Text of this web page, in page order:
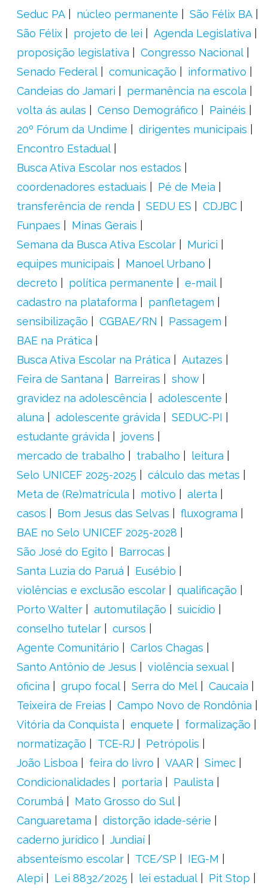
Seduc PA
núcleo permanente
São Félix BA
São Félix
projeto de lei
Agenda Legislativa
proposição legislativa
Congresso Nacional
Senado Federal
comunicação
informativo
Candeias do Jamari
permanência na escola
volta ás aulas
Censo Demográfico
Painéis
20º Fórum da Undime
dirigentes municipais
Encontro Estadual
Busca Ativa Escolar nos estados
coordenadores estaduais
Pé de Meia
transferência de renda
SEDU ES
CDJBC
Funpaes
Minas Gerais
Semana da Busca Ativa Escolar
Murici
equipes municipais
Manoel Urbano
decreto
política permanente
e-mail
cadastro na plataforma
panfletagem
sensibilização
CGBAE/RN
Passagem
BAE na Prática
Busca Ativa Escolar na Prática
Autazes
Feira de Santana
Barreiras
show
gravidez na adolescência
adolescente
aluna
adolescente grávida
SEDUC-PI
estudante grávida
jovens
mercado de trabalho
trabalho
leitura
Selo UNICEF 2025-2025
cálculo das metas
Meta de (Re)matrícula
motivo
alerta
casos
Bom Jesus das Selvas
fluxograma
BAE no Selo UNICEF 2025-2028
São José do Egito
Barrocas
Santa Luzia do Paruá
Eusébio
violências e exclusão escolar
qualificação
Porto Walter
automutilação
suicídio
conselho tutelar
cursos
Agente Comunitário
Carlos Chagas
Santo Antônio de Jesus
violência sexual
oficina
grupo focal Serra do Mel
Caucaia
Teixeira de Freias
Campo Novo de Rondônia
Vitória da Conquista
enquete
formalização
normatização
TCE-RJ
Petrópolis
João Lisboa
feira do livro VAAR
Simec
Condicionalidades
portaria
Paulista
Corumbá
Mato Grosso do Sul
Canguaretama
distorção idade-série
caderno jurídico
Jundiaí
absenteísmo escolar
TCE/SP
IEG-M
Alepi
Lei 8832/2025 lei estadual
Pit Stop